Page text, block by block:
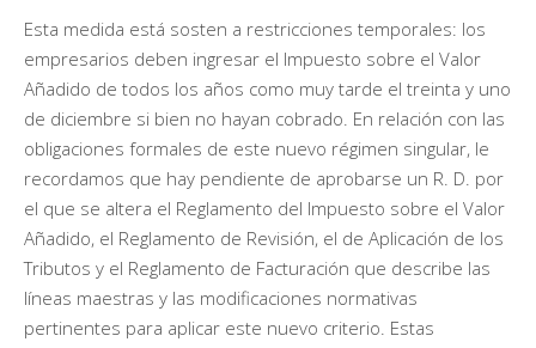
Esta medida está sosten a restricciones temporales: los
empresarios deben ingresar el Impuesto sobre el Valor
Añadido de todos los años como muy tarde el treinta y uno
de diciembre si bien no hayan cobrado. En relación con las
obligaciones formales de este nuevo régimen singular, le
recordamos que hay pendiente de aprobarse un R. D. por
el que se altera el Reglamento del Impuesto sobre el Valor
Añadido, el Reglamento de Revisión, el de Aplicación de los
Tributos y el Reglamento de Facturación que describe las
líneas maestras y las modificaciones normativas
pertinentes para aplicar este nuevo criterio. Estas